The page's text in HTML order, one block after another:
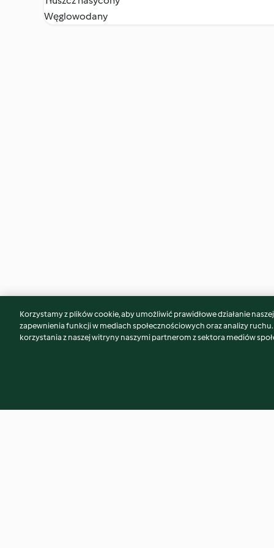
Węglowodany
Może spodoba Ci się również...
Korzystamy z plików cookie, aby umożliwić prawidłowe działanie
zapewnienia funkcji w mediach społecznościowych oraz analizy
korzystania z naszej witryny naszymi partnerom z sektora mediów